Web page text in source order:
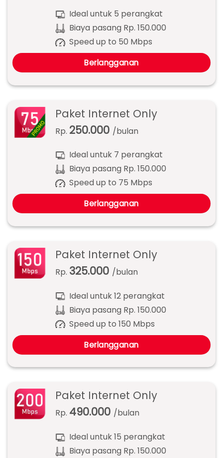
Ideal untuk 5 perangkat
Biaya pasang Rp. 150.000
Speed up to 50 Mbps
Berlangganan
Paket Internet Only
Rp. 250.000 /bulan
Ideal untuk 7 perangkat
Biaya pasang Rp. 150.000
Speed up to 75 Mbps
Berlangganan
Paket Internet Only
Rp. 325.000 /bulan
Ideal untuk 12 perangkat
Biaya pasang Rp. 150.000
Speed up to 150 Mbps
Berlangganan
Paket Internet Only
Rp. 490.000 /bulan
Ideal untuk 15 perangkat
Biaya pasang Rp. 150.000